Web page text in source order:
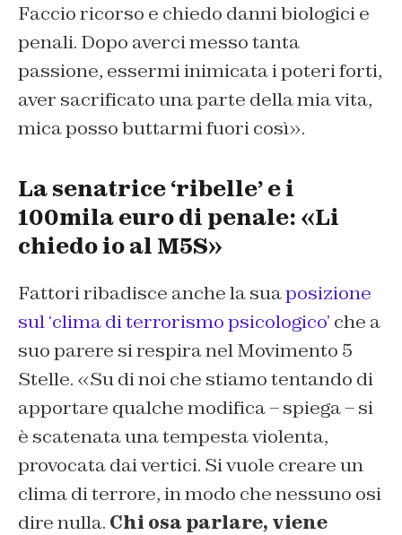
Faccio ricorso e chiedo danni biologici e
penali. Dopo averci messo tanta
passione, essermi inimicata i poteri forti,
aver sacrificato una parte della mia vita,
mica posso buttarmi fuori così».
La senatrice ‘ribelle’ e i
100mila euro di penale: «Li
chiedo io al M5S»
Fattori ribadisce anche la suaposizione
sul ‘clima di terrorismo psicologico’ che a
suo parere si respira nel Movimento 5
Stelle. «Su di noi che stiamo tentando di
apportare qualche modifica– spiega –si
è scatenata una tempesta violenta,
provocata dai vertici. Si vuole creare un
clima di terrore, in modo che nessuno osi
dire nulla. Chi osa parlare, viene